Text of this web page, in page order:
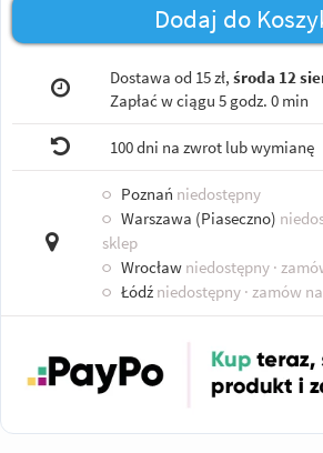
Dodaj do
Dostawa od 15 zł, środa 12
Zapłać w ciągu 5 godz. 0 min
100 dni na zwrot lub wymianę
○ Poznań niedostępny
○ Warszawa (Piaseczno)
sklep
○ Wrocław niedostępny ·
○ Łódź niedostępny · zamów